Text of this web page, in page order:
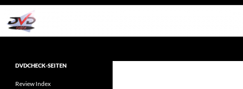
Zum
Inhalt
springen
Reviews rund ums Heimkino &
DVDCHECK-SEITEN
Review Index